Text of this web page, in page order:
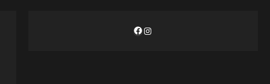
Facebook
Instagram